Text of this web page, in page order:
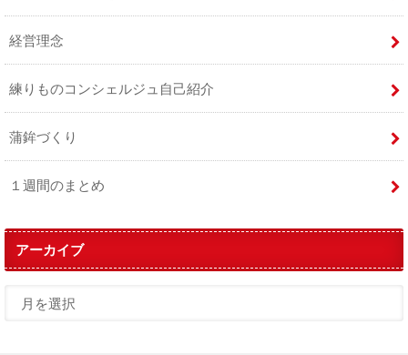
経営理念
練りものコンシェルジュ自己紹介
蒲鉾づくり
１週間のまとめ
アーカイブ